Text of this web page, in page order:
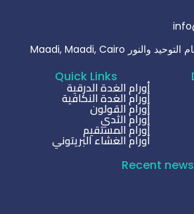
Quick Links
أورام الغدة الدرقية
أورام الغدة النكافية
أورام القولون
أورام الثدي
أورام المستقيم
أورام الغشاء البريتوني
Recent news